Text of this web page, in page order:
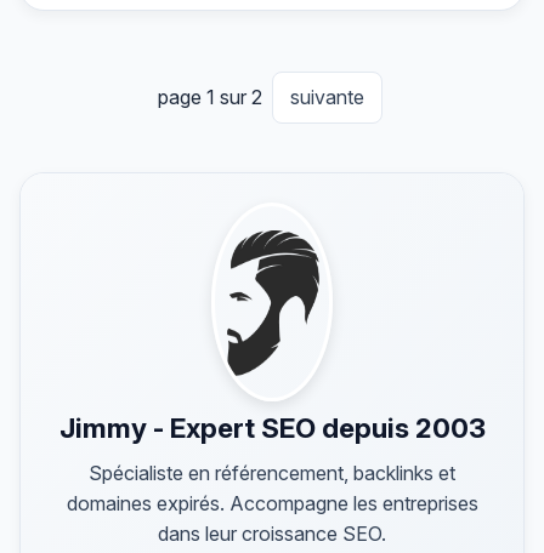
page 1 sur 2 suivante
Jimmy - Expert SEO depuis 2003
Spécialiste en référencement, backlinks et
domaines expirés. Accompagne les entreprises
dans leur croissance SEO.